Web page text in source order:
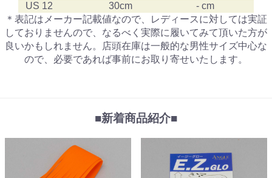
US 12
30cm
- cm
＊表記はメーカー記載値なので、レディースに対しては実証
しておりませんので、なるべく実際に履いてみて頂いた方が
良いかもしれません。店頭在庫は一般的な男性サイズ中心な
ので、必要であれば事前にお取り寄せいたします。
■新着商品紹介■